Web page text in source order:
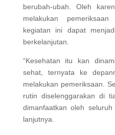
berubah-ubah. Oleh
melakukan
kegiatan ini dapat
berkelanjutan.
“Kesehatan itu kan
sehat, ternyata ke
melakukan pemeriksaan.
rutin diselenggarakan di
dimanfaatkan oleh
lanjutnya.